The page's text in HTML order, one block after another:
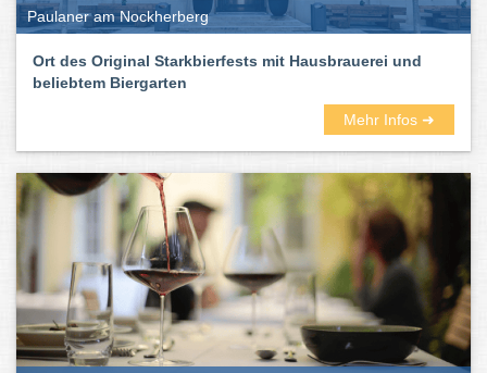
Paulaner am Nockherberg
Ort des Original Starkbierfests mit Hausbrauerei und
beliebtem Biergarten
Mehr Infos ➜